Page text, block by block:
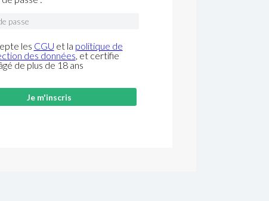
les CGU et la politique de
des données, et certifie
de plus de 18 ans